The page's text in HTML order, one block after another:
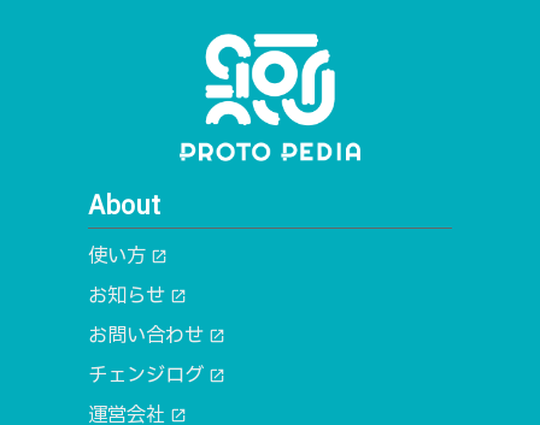
About
使い方 open_in_new
お知らせ open_in_new
お問い合わせ open_in_new
チェンジログ open_in_new
運営会社 open_in_new